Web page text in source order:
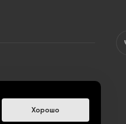
Хорошо